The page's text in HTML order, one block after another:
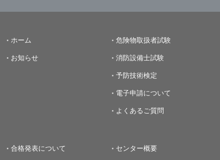
ホーム
お知らせ
危険物取扱者試験
消防設備士試験
予防技術検定
電子申請について
よくあるご質問
合格発表について センター概要